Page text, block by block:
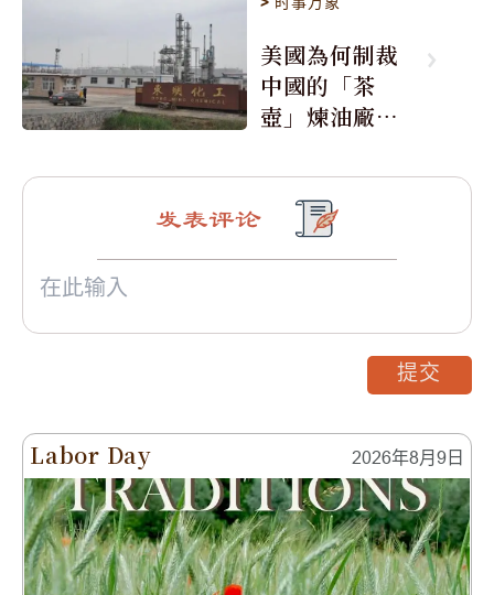
美國為何制裁
中國的「茶
壺」煉油廠與4
Labor Day 2026年8月9日
发表评论
提交